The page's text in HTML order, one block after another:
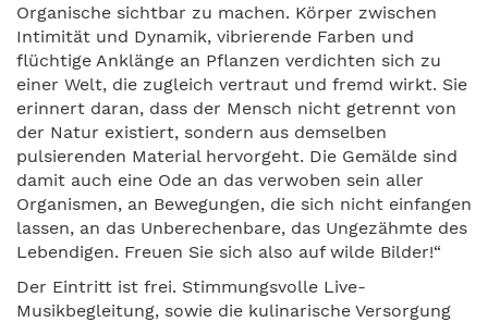
Organische sichtbar zu machen. Körper zwischen
Intimität und Dynamik, vibrierende Farben und
flüchtige Anklänge an Pflanzen verdichten sich zu
einer Welt, die zugleich vertraut und fremd wirkt. Sie
erinnert daran, dass der Mensch nicht getrennt von
der Natur existiert, sondern aus demselben
pulsierenden Material hervorgeht. Die Gemälde sind
damit auch eine Ode an das verwoben sein aller
Organismen, an Bewegungen, die sich nicht einfangen
lassen, an das Unberechenbare, das Ungezähmte des
Lebendigen. Freuen Sie sich also auf wilde Bilder!“
Der Eintritt ist frei. Stimmungsvolle Live-
Musikbegleitung, sowie die kulinarische Versorgung